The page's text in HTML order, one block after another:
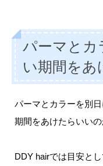
パーマとカ
い期間をあ
パーマとカラーを別
期間をあけたらいいの
DDY hairでは目安とし